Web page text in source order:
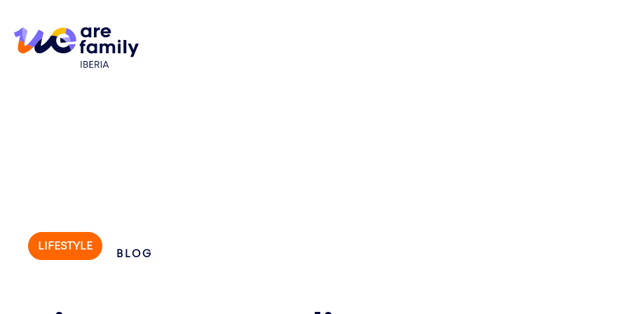
LIFESTYLE
BLOG